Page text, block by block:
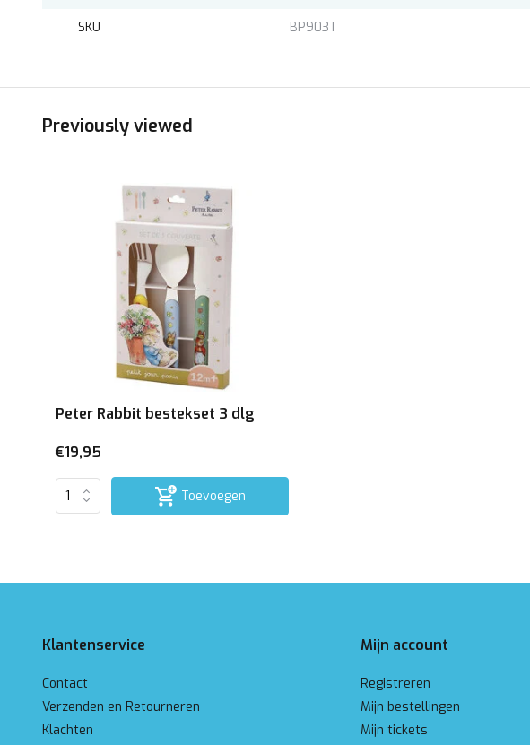
SKU BP903T
Previously viewed
Peter Rabbit bestekset 3 dlg
€19,95
Toevoegen
Klantenservice
Contact
Verzenden en Retourneren
Klachten
Mijn account
Registreren
Mijn bestellingen
Mijn tickets